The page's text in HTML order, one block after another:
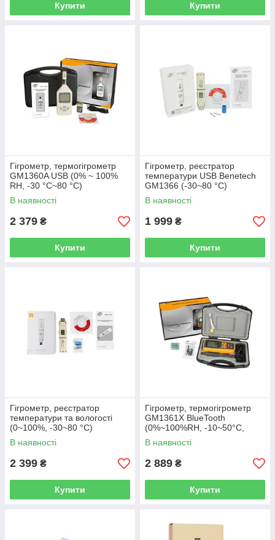
Купити Купити
Гігрометр, термогігрометр
GM1360A USB (0% ~ 100%
RH, -30 °C~80 °C)
В наявності
2 379 ₴
Купити
Гігрометр, реєстратор
температури USB Benetech
GM1366 (-30~80 °C)
В наявності
1 999 ₴
Купити
Гігрометр, реєстратор
температури та вологості
(0~100%, -30~80 °C)
В наявності
2 399 ₴
Купити
Гігрометр, термогігрометр
GM1361X BlueTooth
(0%~100%RH, -10~50°С,
Термопара)
В наявності
2 889 ₴
Купити